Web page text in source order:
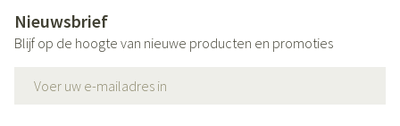
Nieuwsbrief
Blijf op de hoogte van nieuwe producten en promoties